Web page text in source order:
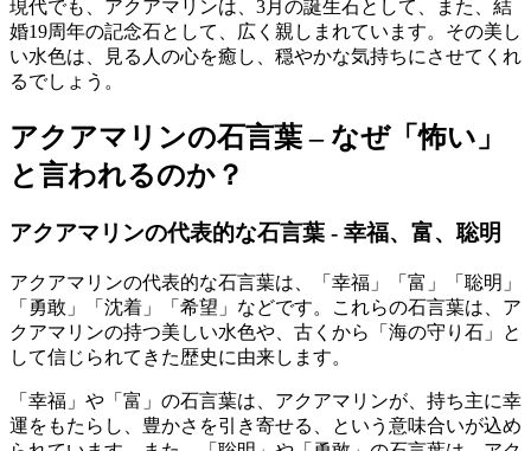
現代でも、アクアマリンは、3月の誕生石として、また、結
婚19周年の記念石として、広く親しまれています。その美し
い水色は、見る人の心を癒し、穏やかな気持ちにさせてくれ
るでしょう。
アクアマリンの石言葉 – なぜ「怖い」
と言われるのか？
アクアマリンの代表的な石言葉 - 幸福、富、聡明
アクアマリンの代表的な石言葉は、「幸福」「富」「聡明」
「勇敢」「沈着」「希望」などです。これらの石言葉は、ア
クアマリンの持つ美しい水色や、古くから「海の守り石」と
して信じられてきた歴史に由来します。
「幸福」や「富」の石言葉は、アクアマリンが、持ち主に幸
運をもたらし、豊かさを引き寄せる、という意味合いが込め